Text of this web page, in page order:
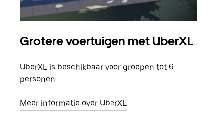
Grotere voertuigen met UberXL
UberXL is beschikbaar voor groepen tot 6
personen.
Meer informatie over UberXL